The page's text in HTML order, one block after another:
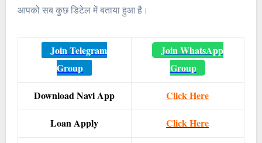
आपको सब कुछ डिटेल में बताया हुआ है।
Join Telegram
Group
Join WhatsApp
Group
Download Navi App Click Here
Loan Apply Click Here